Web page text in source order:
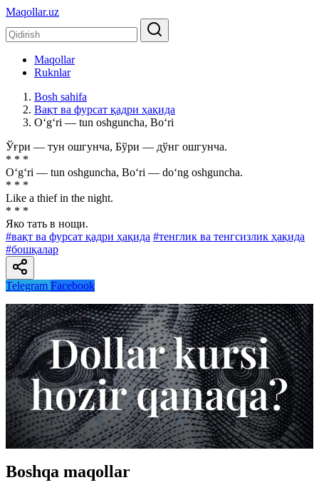
Maqollar.uz
Maqollar
Ruknlar
Bosh sahifa
Вақт ва фурсат қадри ҳақида
O‘g‘ri — tun oshguncha, Bo‘ri
Ўғри — тун ошгунча, Бўри — дўнг ошгунча.
* * *
O‘g‘ri — tun oshguncha, Bo‘ri — do‘ng oshguncha.
* * *
Like a thief in the night.
* * *
Яко тать в нощи.
#вақт ва фурсат қадри ҳақида #тенглик ва тенгсизлик ҳақида
#бошқалар
Telegram Facebook
Boshqa maqollar